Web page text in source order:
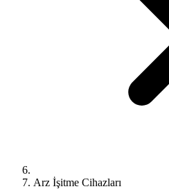
Arz İşitme Cihazları